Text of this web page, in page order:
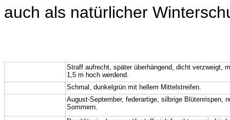
auch als natürlicher
Straff aufrecht, später überhängend, dicht verzweigt,
1,5 m hoch werdend
Schmal, dunkelgrün mit hellem Mittelstreifen
August-September, federartige, silbrige Blütenrispen,
Sommern.